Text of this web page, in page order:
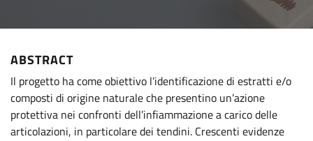
ABSTRACT
Il progetto ha come obiettivo l’identificazione di estratti e/o
composti di origine naturale che presentino un’azione
protettiva nei confronti dell’infiammazione a carico delle
articolazioni, in particolare dei tendini. Crescenti evidenze